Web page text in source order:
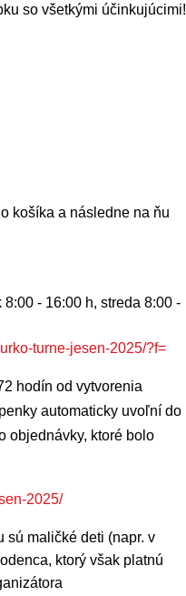
so všetkými účinkujúcimi!
košíka a následne na ňu
- 16:00 h, streda 8:00 -
turne-jesen-2025/?f=
hodín od vytvorenia
automaticky uvoľní do
objednávky, ktoré bolo
2025/
sú maličké deti (napr. v
ktorý však platnú